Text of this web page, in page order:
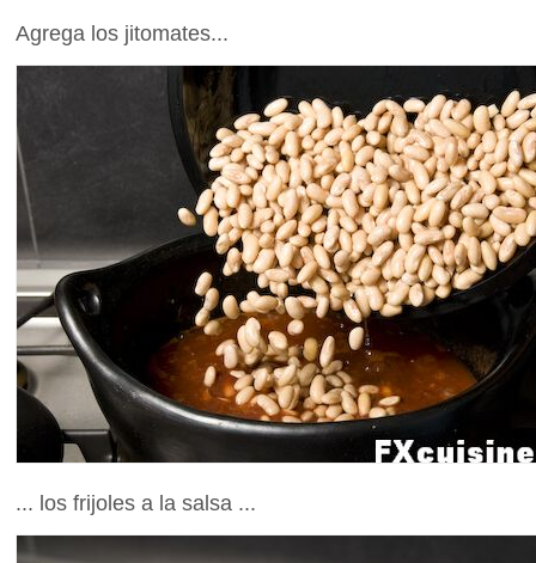
Agrega los jitomates...
... los frijoles a la salsa ...